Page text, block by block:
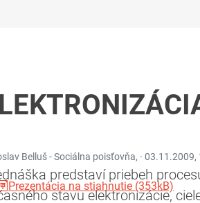
Belluš - Sociálna poisťovňa, · 03.11.2009,
predstaví priebeh
stavu elektronizácie,
Prezentácia na stiahnutie (353kB)